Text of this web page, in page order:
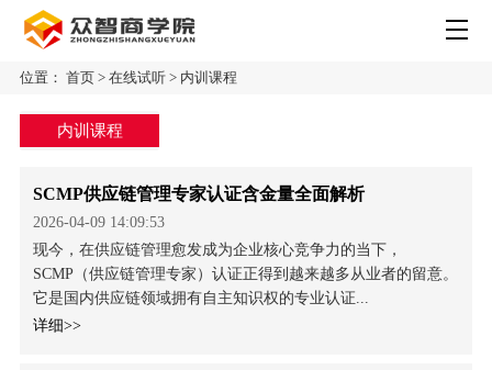
位置： 首页> 在线试听> 内训课程
内训课程
SCMP供应链管理专家认证含金量全面解析
2026-04-09 14:09:53
现今，在供应链管理愈发成为企业核心竞争力的当下，
SCMP（供应链管理专家）认证正得到越来越多从业者的留意。
它是国内供应链领域拥有自主知识权的专业认证...
详细>>